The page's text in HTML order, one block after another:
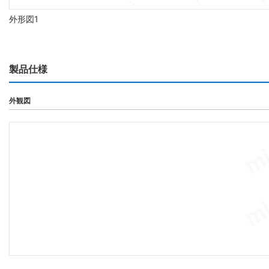
外形図1
製品仕様
外観図